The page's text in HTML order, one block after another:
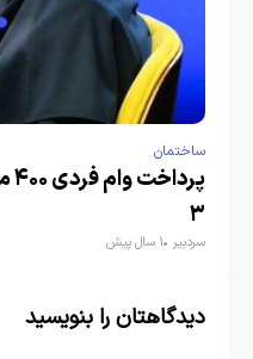
ساختمان
۳
سردبیر 1 سال پیش
دیدگاهتان را بنویسید